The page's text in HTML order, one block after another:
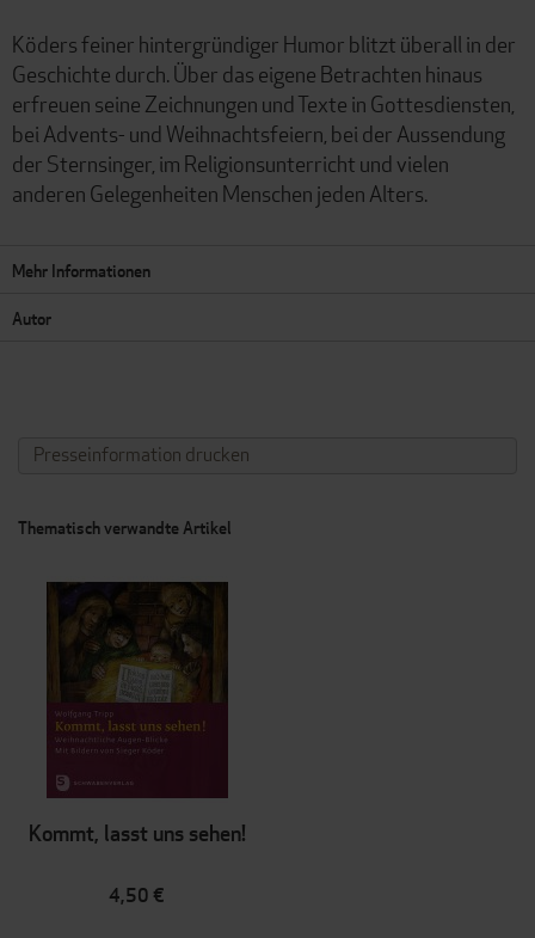
Köders feiner hintergründiger Humor blitzt überall in der
Geschichte durch. Über das eigene Betrachten hinaus
erfreuen seine Zeichnungen und Texte in Gottesdiensten,
bei Advents- und Weihnachtsfeiern, bei der Aussendung
der Sternsinger, im Religionsunterricht und vielen
anderen Gelegenheiten Menschen jeden Alters.
Mehr Informationen
Autor
Presseinformation drucken
Thematisch verwandte Artikel
Kommt, lasst uns sehen!
4,50 €